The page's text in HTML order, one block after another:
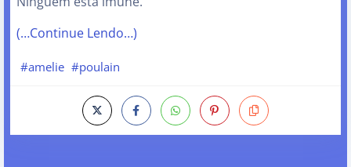
(…Continue Lendo…)
#amelie #poulain